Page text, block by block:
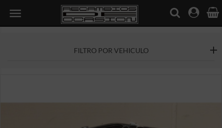

FILTRO POR VEHICULO